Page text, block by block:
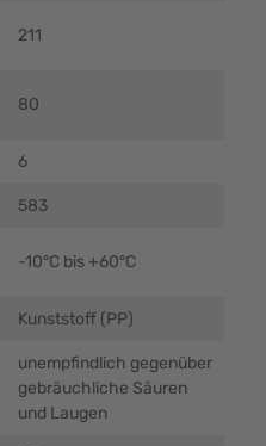
211
80
6
583
-10°C bis +60°C
Kunststoff (PP)
unempfindlich gegenüber
gebräuchliche Säuren
und Laugen